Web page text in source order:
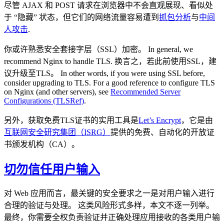
尽管 AJAX 和 POST 请求在浏览器中不会直观展现、看似处
于 “隐藏” 状态，但它们的网络流量容易遭到 抓包分析与中间
人攻击.
你或许熟悉安全套接字层（SSL）加密。 In general, we
recommend Nginx to handle TLS. 换言之，若此前使用SSL，建
议升级至TLS。 In other words, if you were using SSL before,
consider upgrading to TLS. For a good reference to configure TLS
on Nginx (and other servers), see Recommended Server
Configurations (TLSRef).
另外，获取免费TLS证书的实用工具是Let’s Encrypt，它是由
互联网安全研究集团（ISRG） 提供的免费、自动化的开放证
书颁发机构（CA）。
切勿信任用户输入
对 Web 应用而言，最关键的安全要求之一是对用户输入进行
合理的验证与处理。 这类风险形式多样，本文不逐一列举。
最终，你需要全权负责验证并正确处理应用接收的各类用户输